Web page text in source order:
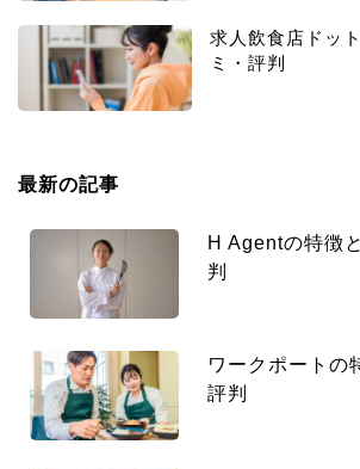
求人飲食店ドッ
ミ・評判
最新の記事
H Agentの特徴
判
ワークポートの
評判